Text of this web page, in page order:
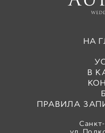
НА
В
ПРАВИЛА